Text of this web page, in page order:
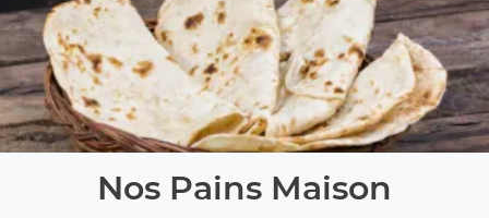
Nos Pains Maison